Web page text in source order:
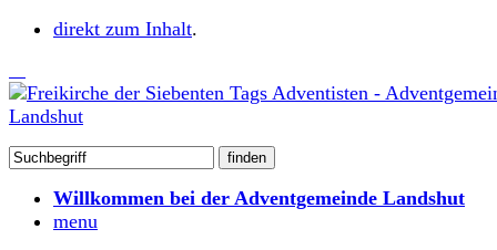
direkt zum Inhalt.
Willkommen bei der Adventgemeinde Landshut
menu